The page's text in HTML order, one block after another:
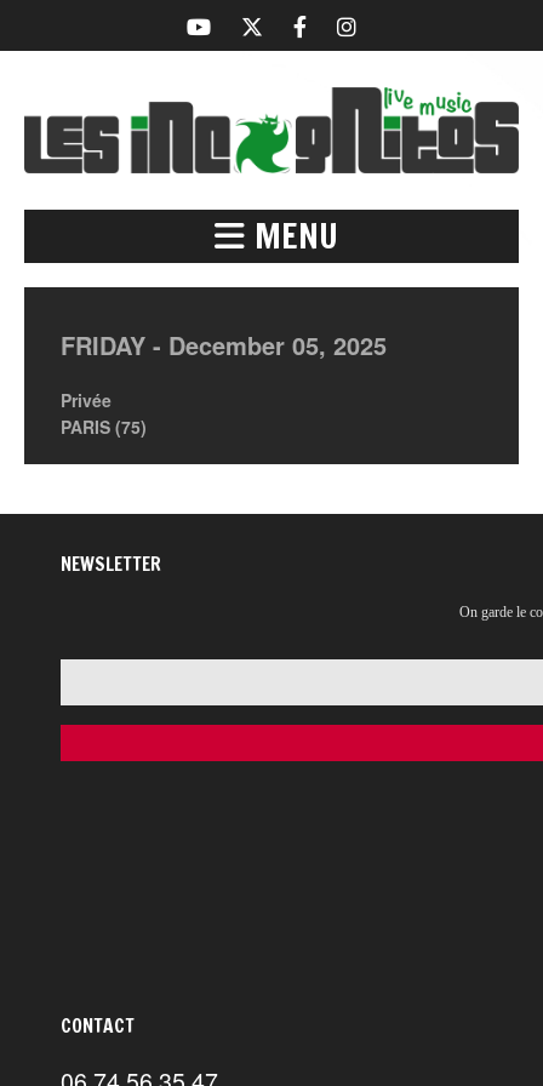
MENU
FRIDAY - December 05, 2025
Privée
PARIS (75)
NEWSLETTER
On garde le
CONTACT